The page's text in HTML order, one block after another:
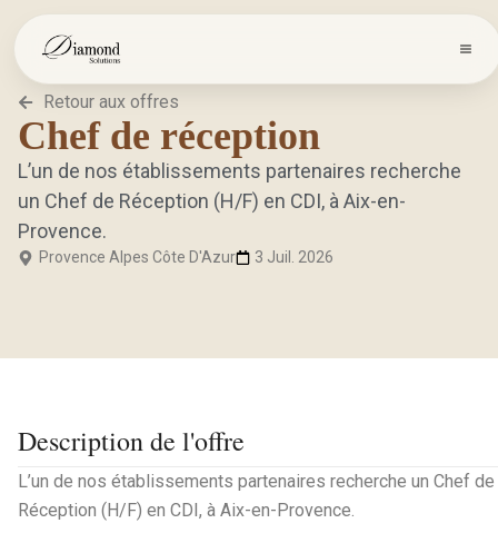
Retour aux offres
Chef de réception
L’un de nos établissements partenaires recherche
un Chef de Réception (H/F) en CDI, à Aix-en-
Provence.
Provence Alpes Côte D'Azur 3 Juil. 2026
Description de l'offre
L’un de nos établissements partenaires recherche un Chef de
Réception (H/F) en CDI, à Aix-en-Provence.